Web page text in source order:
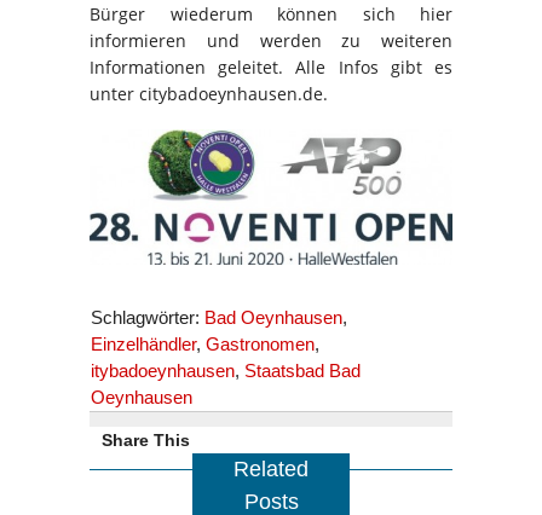
Bürger wiederum können sich hier
informieren und werden zu weiteren
Informationen geleitet. Alle Infos gibt es
unter citybadoeynhausen.de.
Schlagwörter: Bad Oeynhausen,
Einzelhändler, Gastronomen,
itybadoeynhausen, Staatsbad Bad
Oeynhausen
Share This
Related
Posts